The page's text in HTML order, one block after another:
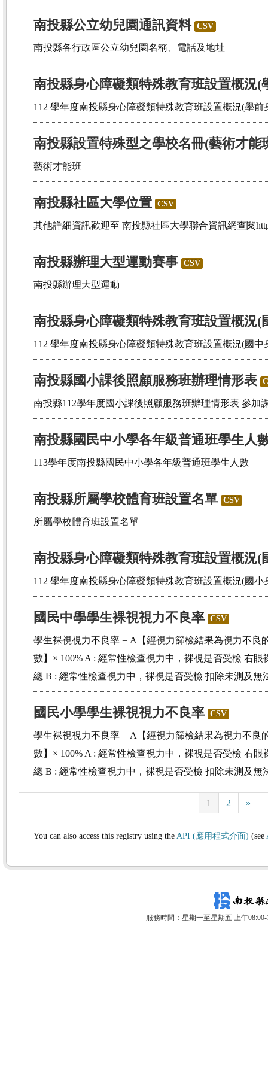
南投縣公立幼兒園通訊資料 CSV
南投縣各行政區公立幼兒園名稱、電話及地址
南投縣身心障礙類特殊教育班設置概況(
112 學年度南投縣身心障礙類特殊教育班設置概況(學
南投縣設置特殊型之學校名冊(藝術才能
藝術才能班
南投縣社區大學位置 CSV
其他詳細資訊歡迎至 南投縣社區大學聯合資訊網查閱
南投縣辦理大型運動賽事 CSV
南投縣辦理大型運動
南投縣身心障礙類特殊教育班設置概況(
112 學年度南投縣身心障礙類特殊教育班設置概況(國
南投縣國小課後照顧服務班辦理情形表
南投縣112學年度國小課後照顧服務班辦理情形表 參加
南投縣國民中小學各年級普通班學生人
113學年度南投縣國民中小學各年級普通班學生人數
南投縣所屬學校體育班設置名單 CSV
所屬學校體育班設置名單
南投縣身心障礙類特殊教育班設置概況(
112 學年度南投縣身心障礙類特殊教育班設置概況(國
國民中學學生裸視視力不良率 CSV
學生裸視視力不良率 = A【經視力篩檢結果為視力不良
數】× 100% A : 經常性檢查視力中，裸視是否受檢 右
總 B : 經常性檢查視力中，裸視是否受檢 扣除未測及無
國民小學學生裸視視力不良率 CSV
學生裸視視力不良率 = A【經視力篩檢結果為視力不良
數】× 100% A : 經常性檢查視力中，裸視是否受檢 右
總 B : 經常性檢查視力中，裸視是否受檢 扣除未測及無
1 2 »
You can also access this registry using the API (應用程式介面) (see
服務時間：星期一至星期五 上午